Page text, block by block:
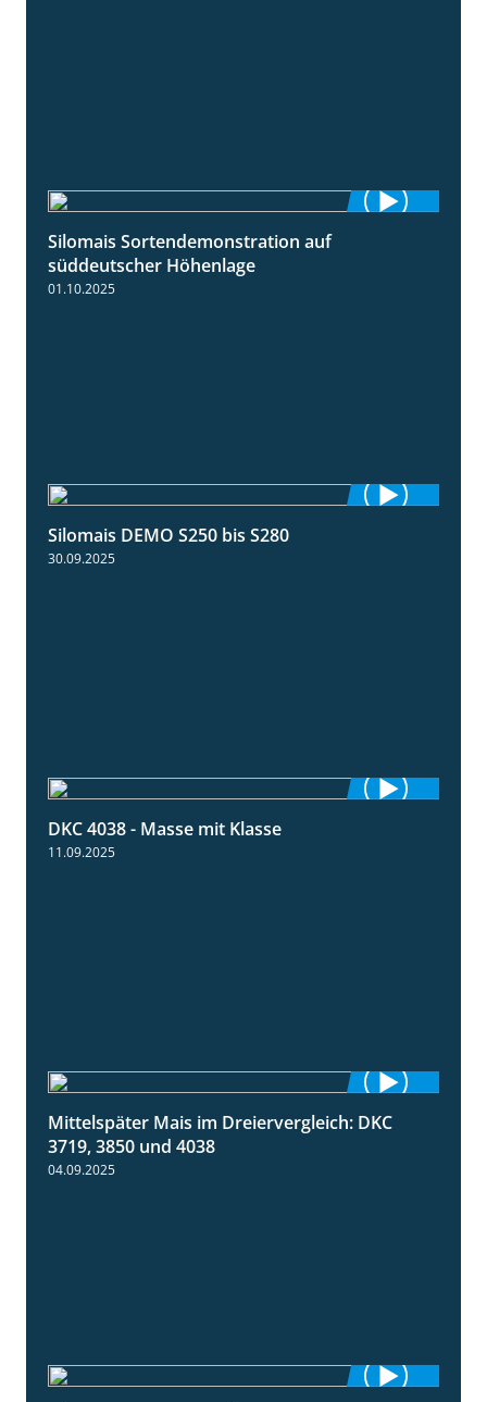
Silomais Sortendemonstration auf
süddeutscher Höhenlage
01.10.2025
Silomais DEMO S250 bis S280
30.09.2025
DKC 4038 - Masse mit Klasse
11.09.2025
1:41
Mittelspäter Mais im Dreiervergleich: DKC
3719, 3850 und 4038
04.09.2025